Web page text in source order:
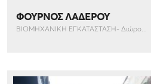
ΦΟΥΡΝΟΣ ΛΑΔΕΡΟΥ
ΒΙΟΜΗΧΑΝΙΚΗ ΕΓΚΑΤΑΣΤΑΣΗ- Διώρο...